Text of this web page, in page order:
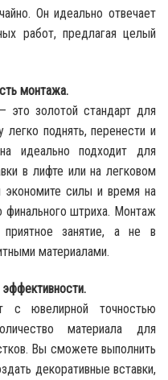
Он идеально отвечает
работ, предлагая целый
монтажа.
золотой стандарт для
поднять, перенести и
идеально подходит для
в лифте или на легковом
силы и время на
финального штриха. Монтаж
занятие, а не в
материалами.
с ювелирной точностью
материала для
Вы сможете выполнить
декоративные вставки,